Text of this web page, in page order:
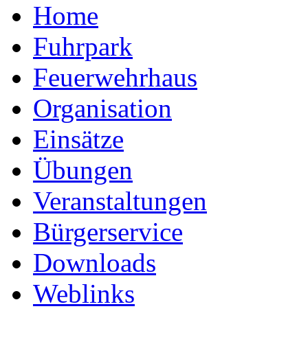
Home
Fuhrpark
Feuerwehrhaus
Organisation
Einsätze
Übungen
Veranstaltungen
Bürgerservice
Downloads
Weblinks